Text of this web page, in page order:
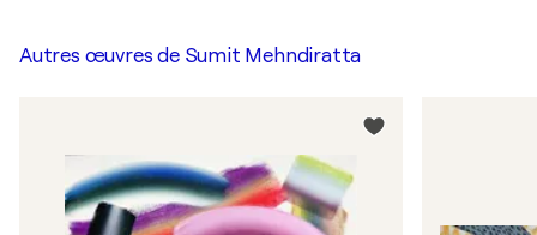
Autres œuvres de Sumit Mehndiratta